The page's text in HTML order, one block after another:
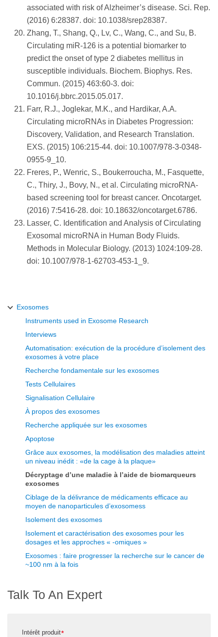
associated with risk of Alzheimer’s disease. Sci. Rep.
(2016) 6:28387. doi: 10.1038/srep28387.
Zhang, T., Shang, Q., Lv, C., Wang, C., and Su, B.
Circulating miR-126 is a potential biomarker to
predict the onset of type 2 diabetes mellitus in
susceptible individuals. Biochem. Biophys. Res.
Commun. (2015) 463:60-3. doi:
10.1016/j.bbrc.2015.05.017.
Farr, R.J., Joglekar, M.K., and Hardikar, A.A.
Circulating microRNAs in Diabetes Progression:
Discovery, Validation, and Research Translation.
EXS. (2015) 106:215-44. doi: 10.1007/978-3-0348-
0955-9_10.
Freres, P., Wenric, S., Boukerroucha, M., Fasquette,
C., Thiry, J., Bovy, N., et al. Circulating microRNA-
based screening tool for breast cancer. Oncotarget.
(2016) 7:5416-28. doi: 10.18632/oncotarget.6786.
Lasser, C. Identification and Analysis of Circulating
Exosomal microRNA in Human Body Fluids.
Methods in Molecular Biology. (2013) 1024:109-28.
doi: 10.1007/978-1-62703-453-1_9.
Exosomes
Instruments used in Exosome Research
Interviews
Automatisation: exécution de la procédure d’isolement des
exosomes à votre place
Recherche fondamentale sur les exosomes
Tests Cellulaires
Signalisation Cellulaire
À propos des exosomes
Recherche appliquée sur les exosomes
Apoptose
Grâce aux exosomes, la modélisation des maladies atteint
un niveau inédit : «de la cage à la plaque»
Décryptage d’une maladie à l’aide de biomarqueurs
exosomes
Ciblage de la délivrance de médicaments efficace au
moyen de nanoparticules d’exosomess
Isolement des exosomes
Isolement et caractérisation des exosomes pour les
dosages et les approches « -omiques »
Exosomes : faire progresser la recherche sur le cancer de
~100 nm à la fois
Talk To An Expert
*
Intérêt produit